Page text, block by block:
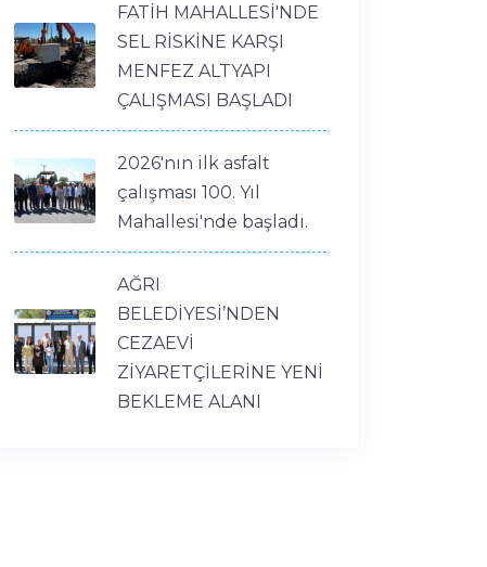
FATİH MAHALLESİ'NDE
SEL RİSKİNE KARŞI
MENFEZ ALTYAPI
ÇALIŞMASI BAŞLADI
2026'nın ilk asfalt
çalışması 100. Yıl
Mahallesi'nde başladı.
AĞRI
BELEDİYESİ’NDEN
CEZAEVİ
ZİYARETÇİLERİNE YENİ
BEKLEME ALANI